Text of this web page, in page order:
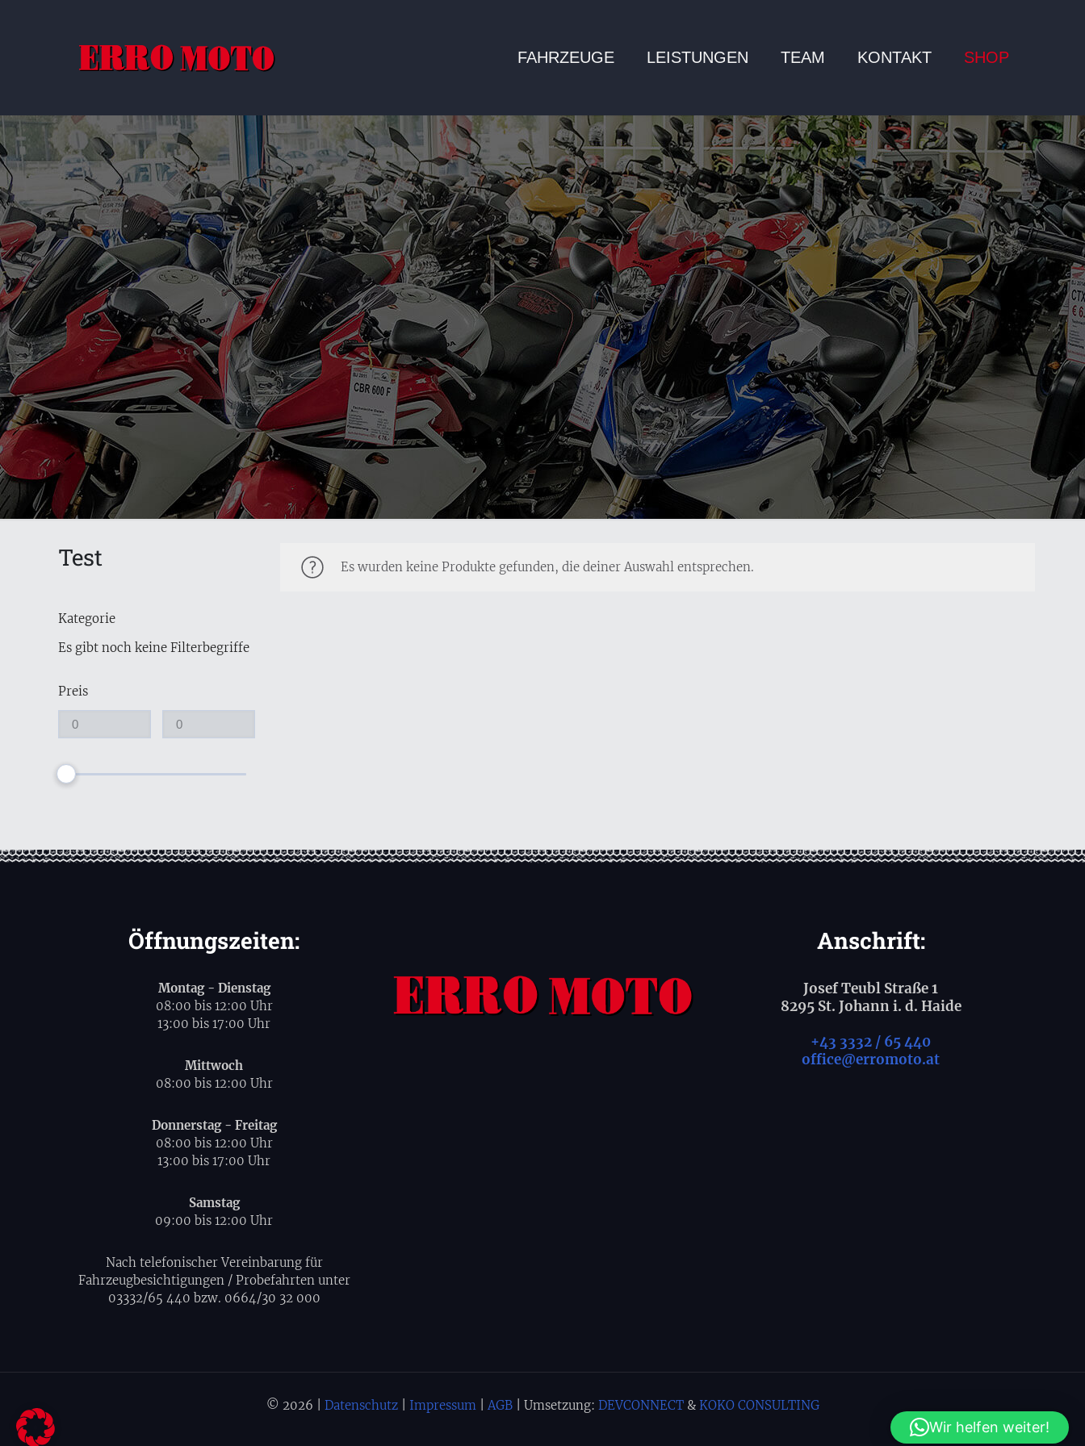
FAHRZEUGE LEISTUNGEN TEAM KONTAKT SHOP
Es wurden keine Produkte gefunden, die deiner Auswahl entsprechen.
Test
Kategorie
Es gibt noch keine Filterbegriffe
Preis
Öffnungszeiten:
Montag - Dienstag
08:00 bis 12:00 Uhr
13:00 bis 17:00 Uhr
Mittwoch
08:00 bis 12:00 Uhr
Donnerstag - Freitag
08:00 bis 12:00 Uhr
13:00 bis 17:00 Uhr
Samstag
09:00 bis 12:00 Uhr
Nach telefonischer Vereinbarung für
Fahrzeugbesichtigungen / Probefahrten unter
03332/65 440 bzw. 0664/30 32 000
Anschrift:
Josef Teubl Straße 1
8295 St. Johann i. d. Haide
+43 3332 / 65 440
office@erromoto.at
© 2026 | Datenschutz| Impressum AGB| Umsetzung: DEVCONNECT& KOKO CONSULTING
Wir helfen weiter!